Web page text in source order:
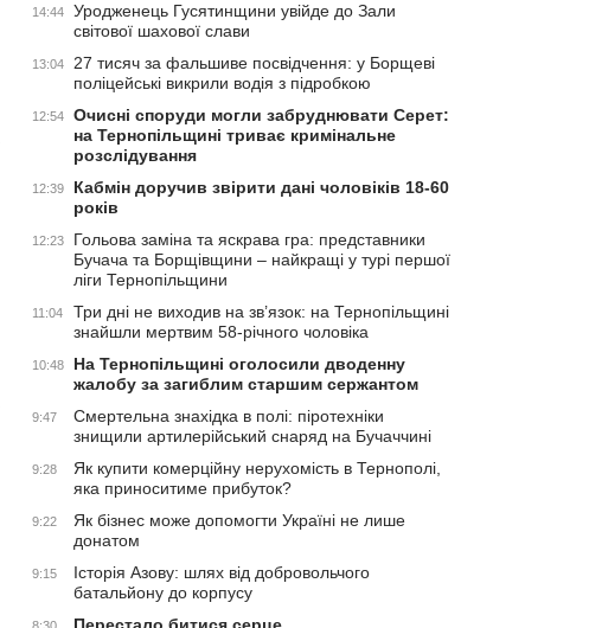
14:44
Уродженець Гусятинщини увійде до Зали
світової шахової слави
13:04
27 тисяч за фальшиве посвідчення: у Борщеві
поліцейські викрили водія з підробкою
12:54
Очисні споруди могли забруднювати Серет:
на Тернопільщині триває кримінальне
розслідування
12:39
Кабмін доручив звірити дані чоловіків 18-60
років
12:23
Гольова заміна та яскрава гра: представники
Бучача та Борщівщини – найкращі у турі першої
ліги Тернопільщини
11:04
Три дні не виходив на зв’язок: на Тернопільщині
знайшли мертвим 58-річного чоловіка
10:48
На Тернопільщині оголосили дводенну
жалобу за загиблим старшим сержантом
9:47
Смертельна знахідка в полі: піротехніки
знищили артилерійський снаряд на Бучаччині
9:28
Як купити комерційну нерухомість в Тернополі,
яка приноситиме прибуток?
9:22
Як бізнес може допомогти Україні не лише
донатом
9:15
Історія Азову: шлях від добровольчого
батальйону до корпусу